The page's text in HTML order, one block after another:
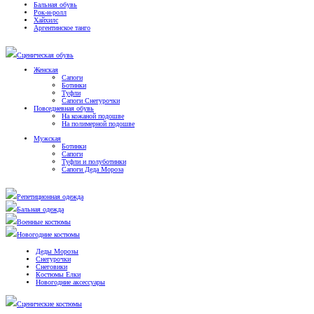
Бальная обувь
Рок-н-ролл
Хайхилс
Аргентинское танго
Сценическая обувь
Женская
Сапоги
Ботинки
Туфли
Сапоги Снегурочки
Повседневная обувь
На кожаной подошве
На полимерной подошве
Мужская
Ботинки
Сапоги
Туфли и полуботинки
Сапоги Деда Мороза
Репетиционная одежда
Бальная одежда
Военные костюмы
Новогодние костюмы
Деды Морозы
Снегурочки
Снеговики
Костюмы Елки
Новогодние аксессуары
Сценические костюмы